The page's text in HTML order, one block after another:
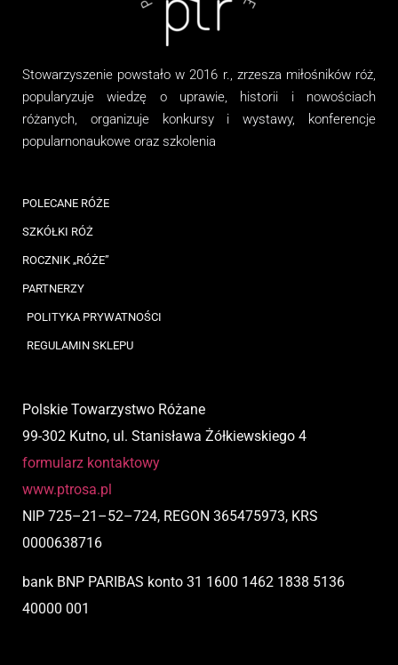
Stowarzyszenie powstało w 2016 r., zrzesza miłośników róż,
popularyzuje wiedzę o uprawie, historii i nowościach
różanych, organizujekonkursy i wystawy, konferencje
popularnonaukowe oraz szkolenia
POLECANE RÓŻE
SZKÓŁKI RÓŻ
ROCZNIK „RÓŻE”
PARTNERZY
POLITYKA PRYWATNOŚCI
REGULAMIN SKLEPU
Polskie Towarzystwo Różane
99-302 Kutno, ul. Stanisława Żółkiewskiego 4
formularz kontaktowy
www.ptrosa.pl
NIP 725–21 –52–724, REGON 365475973, KRS
0000638716
bank BNP PARIBAS konto 31 1600 1462 1838 5136
40000 001